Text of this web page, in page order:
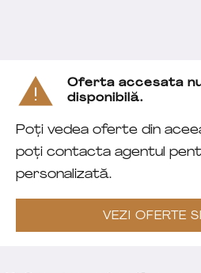
Oferta accesata
disponibilă.
Poți vedea oferte din
poți contacta agentul
personalizată.
VEZI OFERTE